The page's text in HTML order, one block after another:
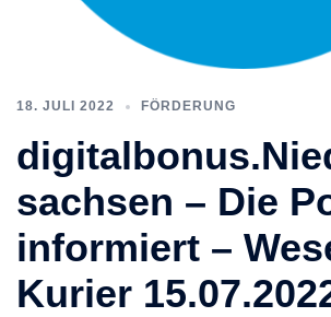
18. JULI 2022 FÖRDERUNG
sachsen – Die
informiert –
Kurier